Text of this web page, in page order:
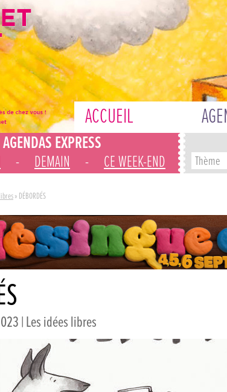
ACCUEIL
AGENDAS EXPRESS
- DEMAIN - CE WEEK-END Thème
» DÉBORDÉS
|Les idées libres